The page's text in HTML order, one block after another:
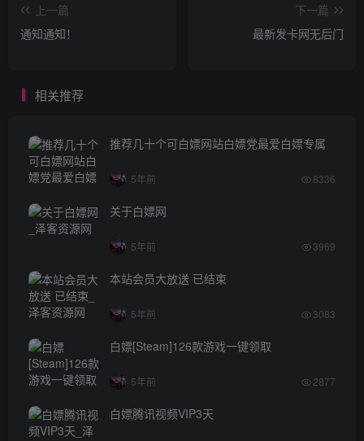
上一篇
通知通知！
下一篇
最新发卡网无后门
相关推荐
推荐几十个可白嫖网站白嫖党最爱白嫖专属
5年前 8336
关于白嫖网
5年前 3969
本站会员大放送 已结束
5年前 3083
白嫖[Steam]126款游戏一键领取
5年前 2877
白嫖腾讯视频VIP3天